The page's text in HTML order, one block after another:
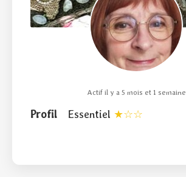
Actif il y a 5 mois et 1 semaine
Profil Essentiel